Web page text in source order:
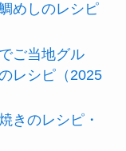
めしのレシピ
ご当地グル
レシピ（2025
きのレシピ・